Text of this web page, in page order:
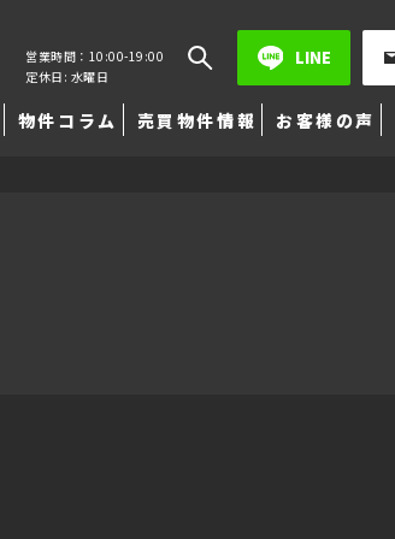
営業時間：10:00-19:00
定休日: 水曜日
LINE
物件コラム 売買物件情報 お客様の声